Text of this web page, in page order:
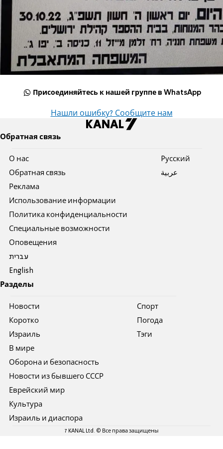
Присоединяйтесь к нашей группе в WhatsApp
Нашли ошибку? Сообщите нам
Обратная связь
О нас
Обратная связь
Реклама
Использование информации
Политика конфиденциальности
Специальные возможности
Оповещения
עברית
English
Pусский
عربية
Разделы
Новости
Коротко
Израиль
В мире
Оборона и безопасность
Новости из бывшего СССР
Еврейский мир
Культура
Израиль и диаспора
Спорт
Погода
Тэги
7 KANAL Ltd. © Все права защищены